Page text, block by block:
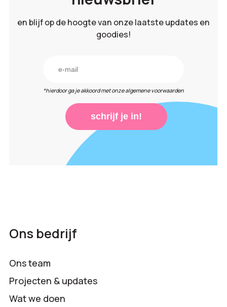
en blijf op de hoogte van onze laatste updates en
goodies!
*hierdoor ga je akkoord met onze algemene voorwaarden
schrijf je in!
Ons bedrijf
Ons team
Projecten & updates
Wat we doen